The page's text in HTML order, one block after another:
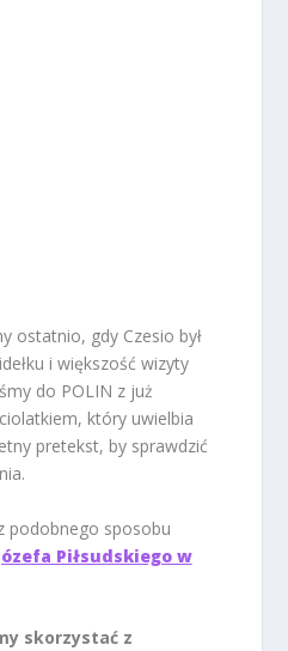
ostatnio, gdy Czesio był
i większość wizyty
do POLIN z już
który uwielbia
pretekst, by sprawdzić
podobnego sposobu
Piłsudskiego w
skorzystać z